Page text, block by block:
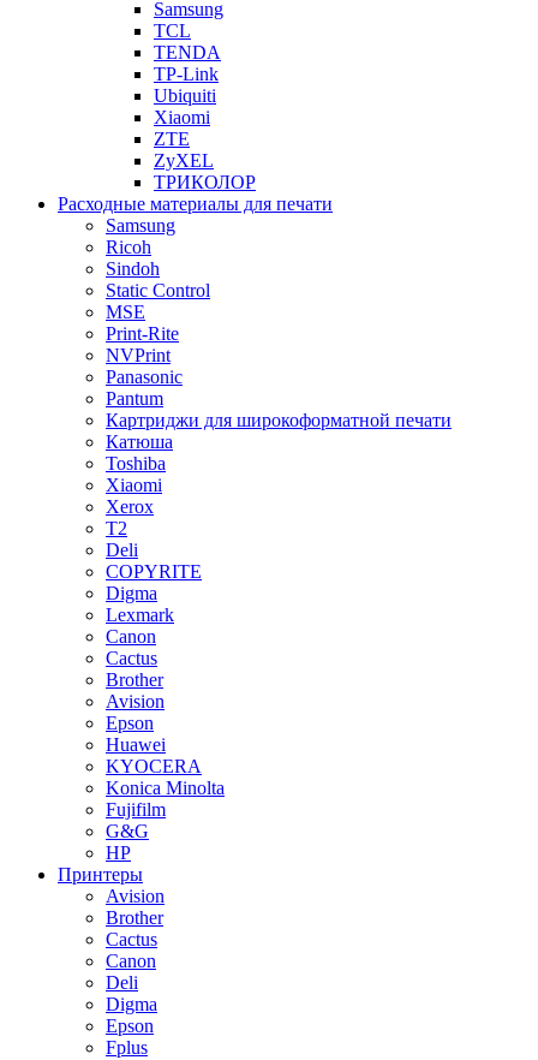
Samsung
TCL
TENDA
TP-Link
Ubiquiti
Xiaomi
ZTE
ZyXEL
ТРИКОЛОР
Расходные материалы для печати
Samsung
Ricoh
Sindoh
Static Control
MSE
Print-Rite
NVPrint
Panasonic
Pantum
Картриджи для широкоформатной печати
Катюша
Toshiba
Xiaomi
Xerox
T2
Deli
COPYRITE
Digma
Lexmark
Canon
Cactus
Brother
Avision
Epson
Huawei
KYOCERA
Konica Minolta
Fujifilm
G&G
HP
Принтеры
Avision
Brother
Cactus
Canon
Deli
Digma
Epson
Fplus